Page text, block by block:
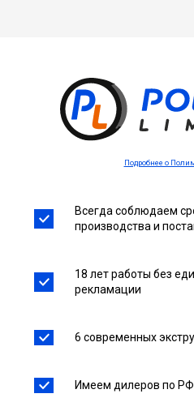
Подробнее о
Всегда соблюдаем
производства и
18 лет работы без
рекламации
6 современных
Имеем дилеров по РФ